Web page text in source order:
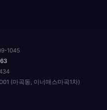
1045
(마곡동, 이너매스마곡1차)